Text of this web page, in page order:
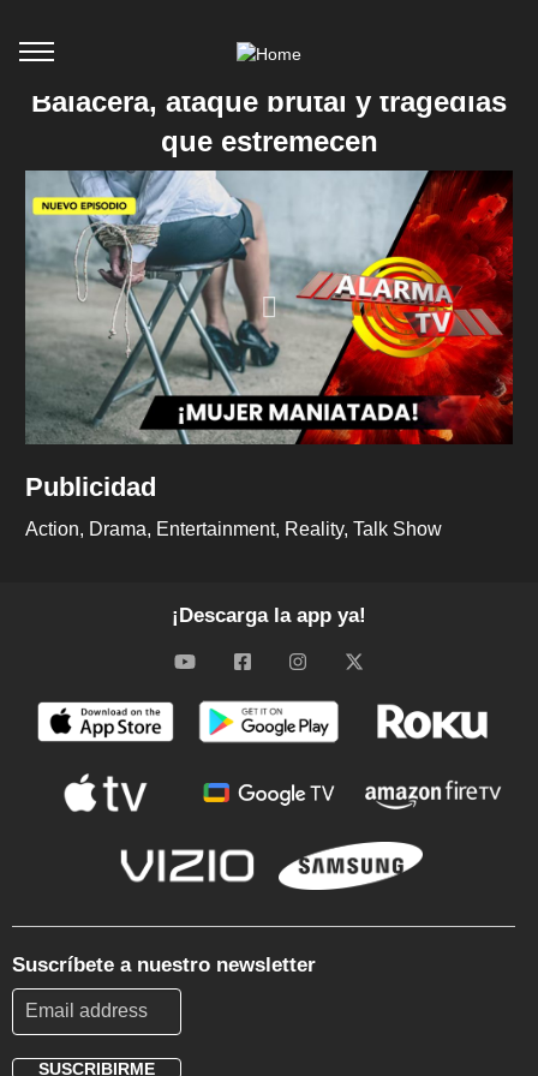
Balacera, ataque brutal y tragedias
que estremecen
Publicidad
Action Drama Entertainment Reality Talk Show
¡Descarga la app ya!
Suscríbete a nuestro newsletter
SUSCRIBIRME